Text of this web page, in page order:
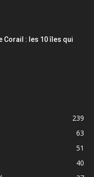
Corail : les 10 îles qui
239
63
51
40